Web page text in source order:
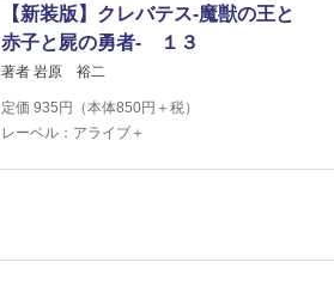
【新装版】クレバテス-魔獣の王と
赤子と屍の勇者- １３
著者 岩原 裕二
定価 935 円（本体850円＋税）
レーベル：アライブ＋